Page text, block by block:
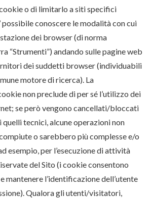
o di limitarlo a siti specifici
possibile conoscere le modalità con cui
dei browser (di norma
“Strumenti”) andando sulle pagine web
dei suddetti browser (individuabili
motore di ricerca). La
non preclude di per sé l’utilizzo dei
se però vengono cancellati/bloccati
tecnici, alcune operazioni non
o sarebbero più complesse e/o
esempio, per l’esecuzione di attività
del Sito (i cookie consentono
mantenere l’identificazione dell’utente
Qualora gli utenti/visitatori,